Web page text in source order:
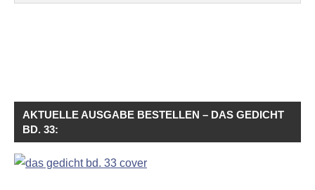
AKTUELLE AUSGABE BESTELLEN – DAS GEDICHT
BD. 33: